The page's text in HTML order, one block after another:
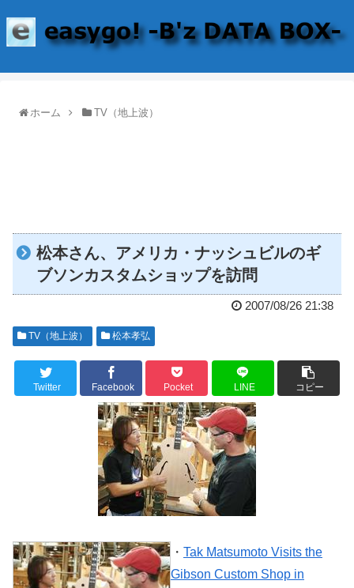
ホーム TV（地上波）
松本さん、アメリカ・ナッシュビルのギ
ブソンカスタムショップを訪問
2007/08/26 21:38
TV（地上波） 松本孝弘
Twitter Facebook Pocket LINE コピー
・ Tak Matsumoto Visits the
Gibson Custom Shop in